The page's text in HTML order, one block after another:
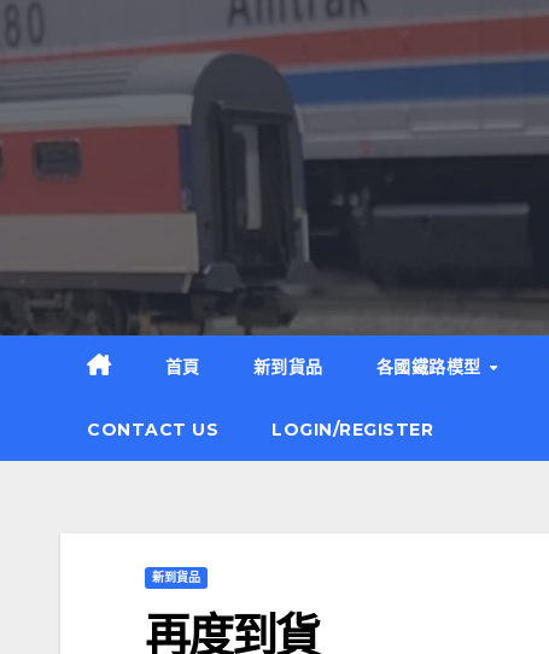
to
首頁 新到貨品 各國鐵路模型
CONTACT US LOGIN/REGISTER
新到貨品
再度到貨